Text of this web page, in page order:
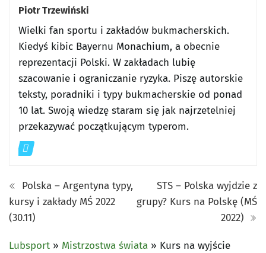
Piotr Trzewiński
Wielki fan sportu i zakładów bukmacherskich.
Kiedyś kibic Bayernu Monachium, a obecnie
reprezentacji Polski. W zakładach lubię
szacowanie i ograniczanie ryzyka. Piszę autorskie
teksty, poradniki i typy bukmacherskie od ponad
10 lat. Swoją wiedzę staram się jak najrzetelniej
przekazywać początkującym typerom.
Polska – Argentyna typy,
kursy i zakłady MŚ 2022
(30.11)
STS – Polska wyjdzie z
grupy? Kurs na Polskę (MŚ
2022)
Lubsport » Mistrzostwa świata » Kurs na wyjście